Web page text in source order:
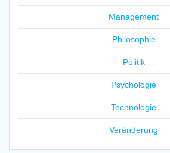
Management
Philosophie
Politik
Psychologie
Technologie
Veränderung